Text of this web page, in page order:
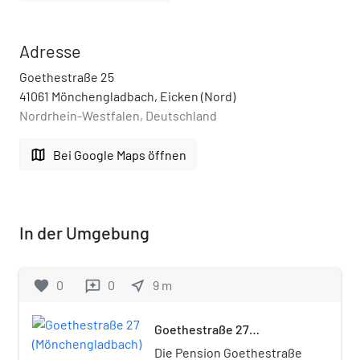
Adresse
Goethestraße 25
41061 Mönchengladbach, Eicken (Nord)
Nordrhein-Westfalen, Deutschland
map Bei Google Maps öffnen
In der Umgebung
favorite 0 reviews 0 near_me 9 m
Goethestraße 27
Die Pension Goethestraße